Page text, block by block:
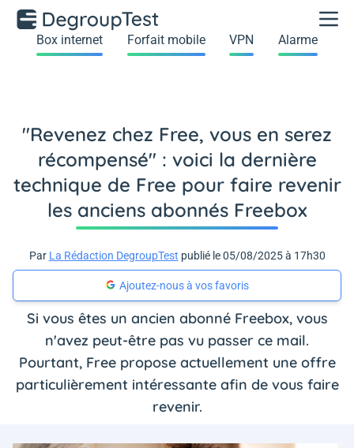
Box internet Forfait mobile VPN Alarme
"Revenez chez Free, vous en serez
récompensé" : voici la dernière
technique de Free pour faire revenir
les anciens abonnés Freebox
Par La Rédaction DegroupTest publié le 05/08/2025 à 17h30
Ajoutez-nous à vos favoris
Si vous êtes un ancien abonné Freebox, vous
n'avez peut-être pas vu passer ce mail.
Pourtant, Free propose actuellement une offre
particulièrement intéressante afin de vous faire
revenir.